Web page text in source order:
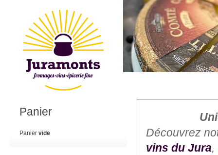
Découvrez
vins du Jura,
Panier
Panier vide